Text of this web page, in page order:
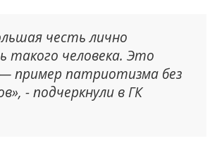
честь лично
такого человека. Это
пример патриотизма без
- подчеркнули в ГК